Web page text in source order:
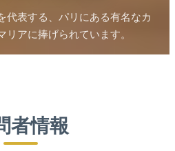
代表する、パリにある有名なカ
リアに捧げられています。
者情報